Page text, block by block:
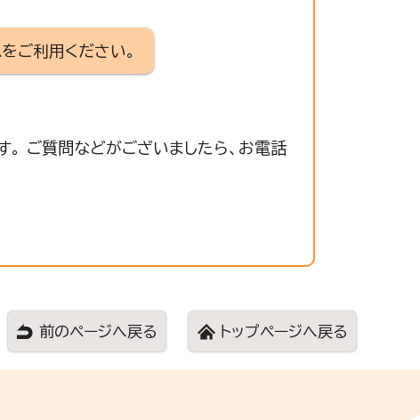
ご利用ください。
ご質問などがございましたら、お電話
前のページへ戻る トップページへ戻る